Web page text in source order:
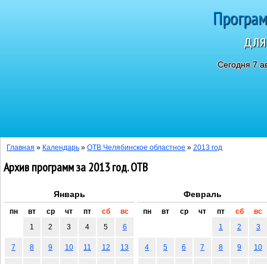
Сегодня 7
Главная » Календарь » ОТВ Челябинское областное » 2013 год
Архив программ за 2013 год. ОТВ
Январь
пн вт ср чт пт сб
вс
1
2 3 4 5 6
7 8 9 10 11 12 13
Февраль
пн вт ср чт пт сб
вс
1
2 3
4 5 6 7 8 9 10